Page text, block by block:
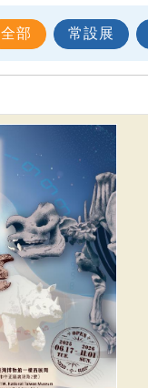
全部 常設展